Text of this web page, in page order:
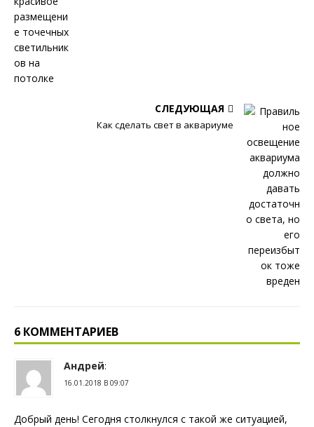
СЛЕДУЮЩАЯ
Как сделать свет в аквариуме
6 КОММЕНТАРИЕВ
Андрей:
16.01.2018 В 09:07
Добрый день! Сегодня столкнулся с такой же ситуацией,